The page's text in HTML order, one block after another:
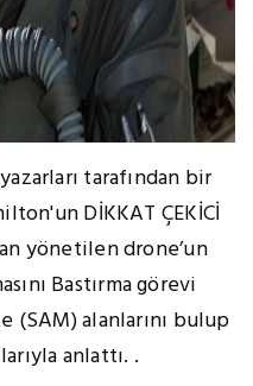
tarafından bir
DİKKAT ÇEKİCİ
yönetilen drone’un
Bastırma görevi
(SAM) alanlarını bulup
anlattı. .